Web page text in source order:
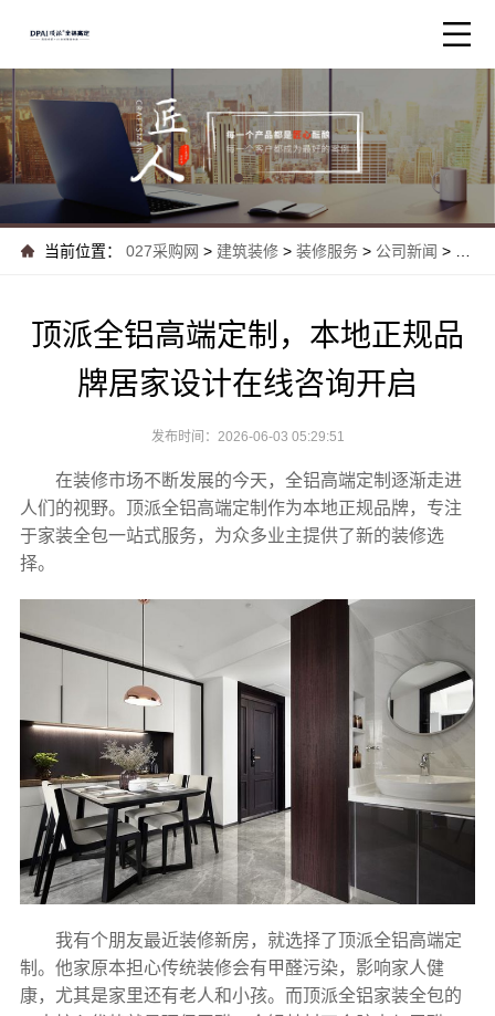
当前位置： 027采购网> 建筑装修 > 装修服务> 公司新闻 >
顶派全铝高端定制，本地正规品
牌居家设计在线咨询开启
发布时间：2026-06-03 05:29:51
在装修市场不断发展的今天，全铝高端定制逐渐走进
人们的视野。顶派全铝高端定制作为本地正规品牌，专注
于家装全包一站式服务，为众多业主提供了新的装修选
择。
我有个朋友最近装修新房，就选择了顶派全铝高端定
制。他家原本担心传统装修会有甲醛污染，影响家人健
康，尤其是家里还有老人和小孩。而顶派全铝家装全包的